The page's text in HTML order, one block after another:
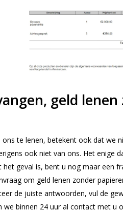
geld lenen
te lenen, betekent ook dat we
ook niet van ons. Het enige
geval is, bent u nog maar een
om geld lenen zonder
de juiste antwoorden, vul de
binnen 24 uur al contact met u